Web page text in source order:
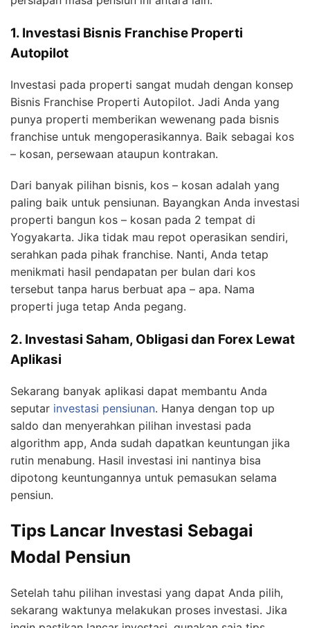
1. Investasi Bisnis Franchise Properti
Autopilot
Investasi pada properti sangat mudah dengan konsep
Bisnis Franchise Properti Autopilot. Jadi Anda yang
punya properti memberikan wewenang pada bisnis
franchise untuk mengoperasikannya. Baik sebagai kos
– kosan, persewaan ataupun kontrakan.
Dari banyak pilihan bisnis, kos – kosan adalah yang
paling baik untuk pensiunan. Bayangkan Anda investasi
properti bangun kos – kosan pada 2 tempat di
Yogyakarta. Jika tidak mau repot operasikan sendiri,
serahkan pada pihak franchise. Nanti, Anda tetap
menikmati hasil pendapatan per bulan dari kos
tersebut tanpa harus berbuat apa – apa. Nama
properti juga tetap Anda pegang.
2. Investasi Saham, Obligasi dan Forex Lewat
Aplikasi
Sekarang banyak aplikasi dapat membantu Anda
seputar investasi pensiunan. Hanya dengan top up
saldo dan menyerahkan pilihan investasi pada
algorithm app, Anda sudah dapatkan keuntungan jika
rutin menabung. Hasil investasi ini nantinya bisa
dipotong keuntungannya untuk pemasukan selama
pensiun.
Tips Lancar Investasi Sebagai
Modal Pensiun
Setelah tahu pilihan investasi yang dapat Anda pilih,
sekarang waktunya melakukan proses investasi. Jika